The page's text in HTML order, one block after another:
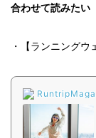
合わせて読みたい
・【ランニング